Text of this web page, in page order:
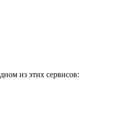
из этих сервисов: